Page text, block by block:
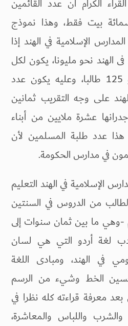
الكرام أن عدد القائمين
بيت فقط، وهذا نموذج
الإسلامية في الهند إذا
الهند نحو مليونا، يكون لكل
ألف نسمة مدرسة نحو 125 طالبا، وعليه يكون عدد
على وجه التقريب ثمانين
عشرة ملايين من أبناء
عدد طلبة المسلمين لأن
في مدارس الحكومة.
الإسلامية في الهند التعليم
الطالب من الدروس في السنتين
-وهي ما بين ثمان سنوات إلى
لغة أردو التي هي لسان
في الهند، ومبادى اللغة
الخط وشيء من الرسم
بعد معرفة قراءته كله نظرا في
واللباس والمعاشرة،